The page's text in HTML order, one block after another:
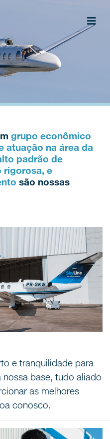
grupo econômico
atuação na área da
padrão de
rigorosa, e
são nossas
e tranquilidade para
base, tudo aliado
as melhores
conosco.